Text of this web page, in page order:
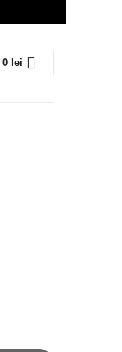
0 lei